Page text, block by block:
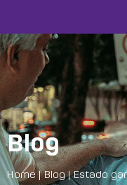
Blog
Home|Blog|Estado